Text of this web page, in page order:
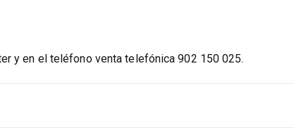
Jr.